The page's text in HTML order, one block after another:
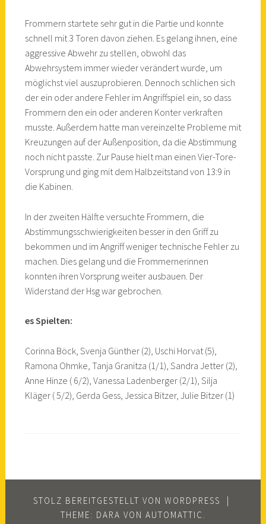
Frommern startete sehr gut in die Partie und konnte
schnell mit 3 Toren davon ziehen. Es gelang ihnen, eine
aggressive Abwehr zu stellen, obwohl das
Abwehrsystem immer wieder verändert wurde, um
möglichst viel auszuprobieren. Dennoch schlichen sich
der ein oder andere Fehler im Angriffspiel ein, so dass
Frommern den ein oder anderen Konter verkraften
musste. Außerdem hatte man vereinzelte Probleme mit
Kreuzungen auf der Außenposition, da die Abstimmung
noch nicht passte. Zur Pause hielt man einen Vier-Tore-
Vorsprung und ging mit dem Halbzeitstand von 13:9 in
die Kabinen.
In der zweiten Hälfte versuchte Frommern, die
Abstimmungsschwierigkeiten besser in den Griff zu
bekommen und im Angriff weniger technische Fehler zu
machen. Dies gelang und die Frommernerinnen
konnten ihren Vorsprung weiter ausbauen. Der
Widerstand der Hsg war gebrochen.
es Spielten:
Corinna Böck, Svenja Günther (2), Uschi Horvat (5),
Ramona Ohmke, Tanja Granitza (1/1), Sandra Jetter (2),
Anne Hinze ( 6/2), Vanessa Ladenberger (2/1), Silja
Kläger ( 5/2), Gerda Gess, Jessica Bitzer, Julie Bitzer (1)
STOLZ BEREITGESTELLT VON WORDPRESS
|
THEME: DARA VON AUTOMATTIC .